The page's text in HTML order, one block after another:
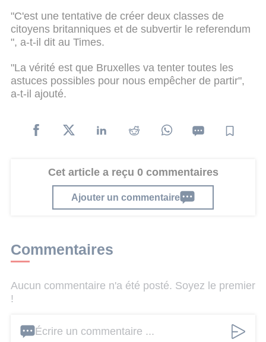
"C'est une tentative de créer deux classes de
citoyens britanniques et de subvertir le referendum
", a-t-il dit au Times.
"La vérité est que Bruxelles va tenter toutes les
astuces possibles pour nous empêcher de partir",
a-t-il ajouté.
Cet article a reçu 0 commentaires
Ajouter un commentaire
Commentaires
Aucun commentaire n'a été posté. Soyez le premier
!
Écrire un commentaire ...